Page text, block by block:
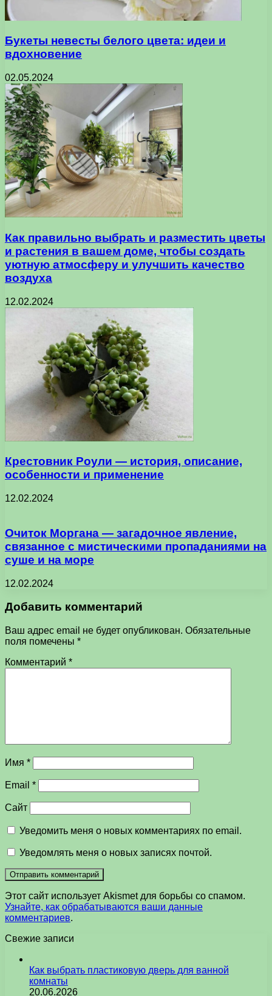
Букеты невесты белого цвета: идеи и
вдохновение
02.05.2024
Как правильно выбрать и разместить цветы
и растения в вашем доме, чтобы создать
уютную атмосферу и улучшить качество
воздуха
12.02.2024
Крестовник Роули — история, описание,
особенности и применение
12.02.2024
Очиток Моргана — загадочное явление,
связанное с мистическими пропаданиями на
суше и на море
12.02.2024
Добавить комментарий
Ваш адрес email не будет опубликован. Обязательные
поля помечены *
Комментарий *
Имя *
Email *
Сайт
Уведомить меня о новых комментариях по email.
Уведомлять меня о новых записях почтой.
Этот сайт использует Akismet для борьбы со спамом.
Узнайте, как обрабатываются ваши данные
комментариев.
Свежие записи
Как выбрать пластиковую дверь для ванной
комнаты
20.06.2026